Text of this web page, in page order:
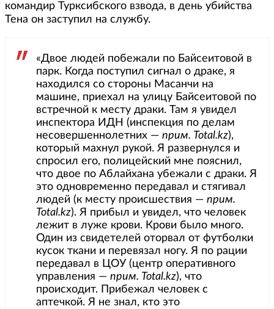
командир Турксибского взвода, в день убийства
Тена он заступил на службу.
«Двое людей побежали по Байсеитовой в
парк. Когда поступил сигнал о драке, я
находился со стороны Масанчи на
машине, приехал на улицу Байсеитовой по
встречной к месту драки. Там я увидел
инспектора ИДН (инспекция по делам
несовершеннолетних — прим. Total.kz),
который махнул рукой. Я развернулся и
спросил его, полицейский мне пояснил,
что двое по Аблайхана убежали с драки. Я
это одновременно передавал и стягивал
людей (к месту происшествия — прим.
Total.kz). Я прибыл и увидел, что человек
лежит в луже крови. Крови было много.
Один из свидетелей оторвал от футболки
кусок ткани и перевязал ногу. Я по рации
передавал в ЦОУ (центр оперативного
управления — прим. Total.kz), что
происходит. Прибежал человек с
аптечкой. Я не знал, кто это